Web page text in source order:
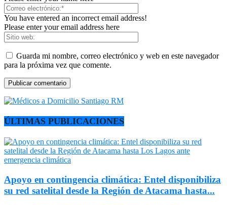
You have entered an incorrect email address!
Please enter your email address here
Guarda mi nombre, correo electrónico y web en este navegador
para la próxima vez que comente.
ÚLTIMAS PUBLICACIONES
Apoyo en contingencia climática: Entel disponibiliza
su red satelital desde la Región de Atacama hasta...